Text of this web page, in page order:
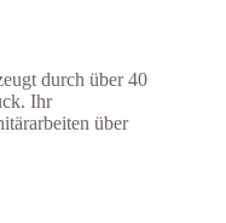
durch über 40
Ihr
über